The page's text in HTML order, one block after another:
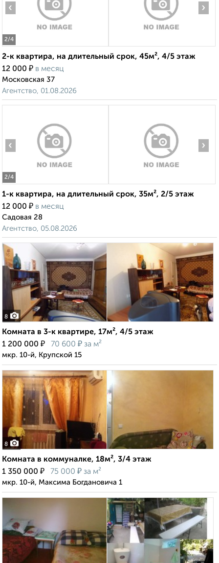
2/4
‹ ›
2-к квартира, на длительный срок, 45м², 4/5 этаж
12 000 ₽ в месяц
Московская 37
Агентство, 01.08.2026
2/4
‹ ›
1-к квартира, на длительный срок, 35м², 2/5 этаж
12 000 ₽ в месяц
Садовая 28
Агентство, 05.08.2026
8
Комната в 3-к квартире, 17м², 4/5 этаж
1 200 000 ₽ 70 600 ₽ за м²
мкр. 10-й, Крупской 15
8
Комната в коммуналке, 18м², 3/4 этаж
1 350 000 ₽ 75 000 ₽ за м²
мкр. 10-й, Максима Богдановича 1